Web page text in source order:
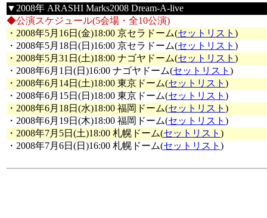
▼2008年 ARASHI Marks2008 Dream-A-live
◆公演スケジュール(5会場・全10公演)
・2008年5月16日(金)18:00 京セラドーム(セットリスト )
・2008年5月18日(日)16:00 京セラドーム(セットリスト )
・2008年5月31日(土)18:00 ナゴヤドーム(セットリスト )
・2008年6月1日(日)16:00 ナゴヤドーム(セットリスト )
・2008年6月14日(土)18:00 東京ドーム(セットリスト )
・2008年6月15日(日)18:00 東京ドーム(セットリスト )
・2008年6月18日(水)18:00 福岡ドーム(セットリスト )
・2008年6月19日(木)18:00 福岡ドーム(セットリスト )
・2008年7月5日(土)18:00 札幌ドーム(セットリスト )
・2008年7月6日(日)16:00 札幌ドーム(セットリスト )